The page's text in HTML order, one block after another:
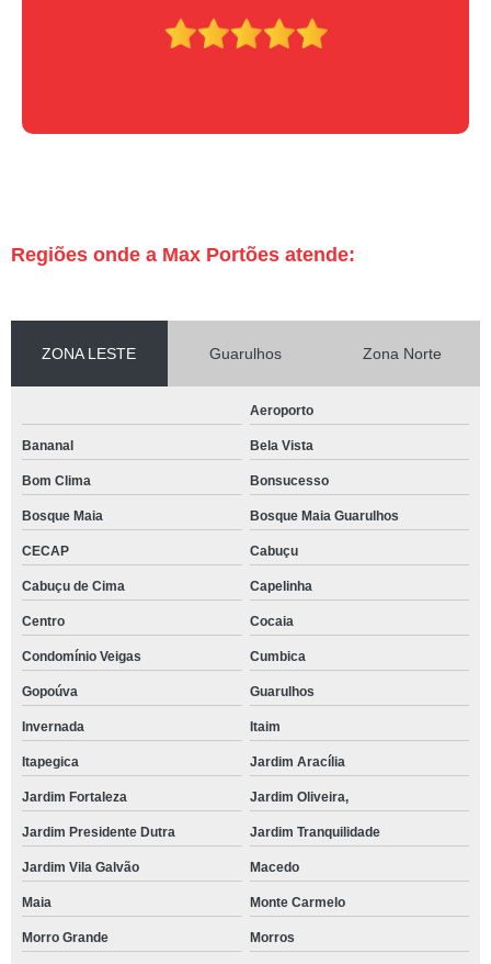
Regiões onde a Max Portões atende:
ZONA LESTE Guarulhos Zona Norte
Aeroporto
Bananal Bela Vista
Bom Clima Bonsucesso
Bosque Maia Bosque Maia Guarulhos
CECAP Cabuçu
Cabuçu de Cima Capelinha
Centro Cocaia
Condomínio Veigas Cumbica
Gopoúva Guarulhos
Invernada Itaim
Itapegica Jardim Aracília
Jardim Fortaleza Jardim Oliveira,
Jardim Presidente Dutra Jardim Tranquilidade
Jardim Vila Galvão Macedo
Maia Monte Carmelo
Morro Grande Morros